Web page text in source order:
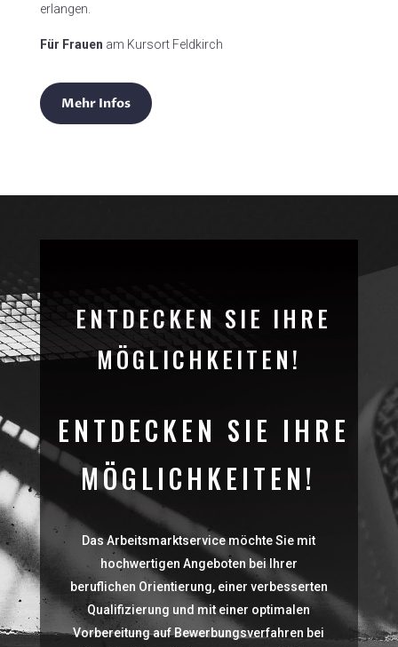
erlangen.
Für Frauen am Kursort Feldkirch
Mehr Infos
ENTDECKEN SIE IHRE
MÖGLICHKEITEN!
ENTDECKEN SIE IHRE
MÖGLICHKEITEN!
Das Arbeitsmarktservice möchte Sie mit
hochwertigen Angeboten bei Ihrer
beruflichen Orientierung, einer verbesserten
Qualifizierung und mit einer optimalen
Vorbereitung auf Bewerbungsverfahren bei